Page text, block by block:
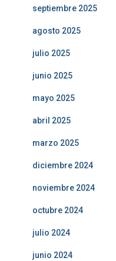
septiembre 2025
agosto 2025
julio 2025
junio 2025
mayo 2025
abril 2025
marzo 2025
diciembre 2024
noviembre 2024
octubre 2024
julio 2024
junio 2024